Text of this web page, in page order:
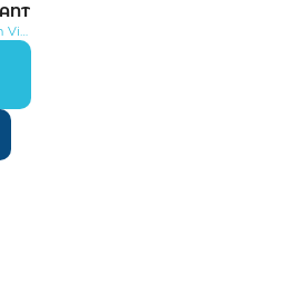
Rénovation Vigneux sur Seine 91270